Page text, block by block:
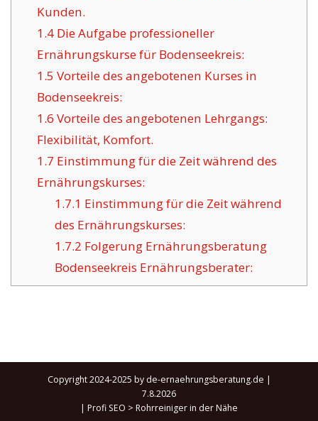
Kunden.
1.4Die Aufgabe professioneller
Ernährungskurse für Bodenseekreis:
1.5 Vorteile des angebotenen Kurses in
Bodenseekreis:
1.6 Vorteile des angebotenen Lehrgangs:
Flexibilität, Komfort.
1.7 Einstimmung für die Zeit während des
Ernährungskurses:
1.7.1 Einstimmung für die Zeit während
des Ernährungskurses:
1.7.2 Folgerung Ernährungsberatung
Bodenseekreis Ernährungsberater:
Copyright 2024-2025 by de-ernaehrungsberatung.de |
7.8.2026
| Profi SEO > Rohrreiniger in der Nähe